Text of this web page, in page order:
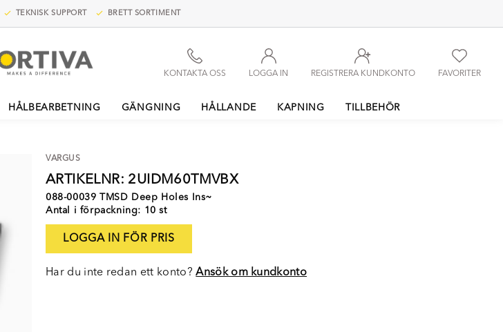
TEKNISK SUPPORT BRETT SORTIMENT
FAVORITER
REGISTRERA KUNDKONTO
LOGGA IN
KONTAKTA OSS
HÅLBEARBETNING GÄNGNING HÅLLANDE KAPNING TILLBEHÖR
VARGUS
ARTIKELNR: 2UIDM60TMVBX
088-00039 TMSD Deep Holes Ins~
Antal i förpackning: 10 st
LOGGA IN FÖR PRIS
Har du inte redan ett konto?Ansök om kundkonto